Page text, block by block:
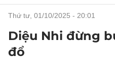
thứ tư, 01/10/2025 - 20:01
Diệu Nhi đừng
đổ